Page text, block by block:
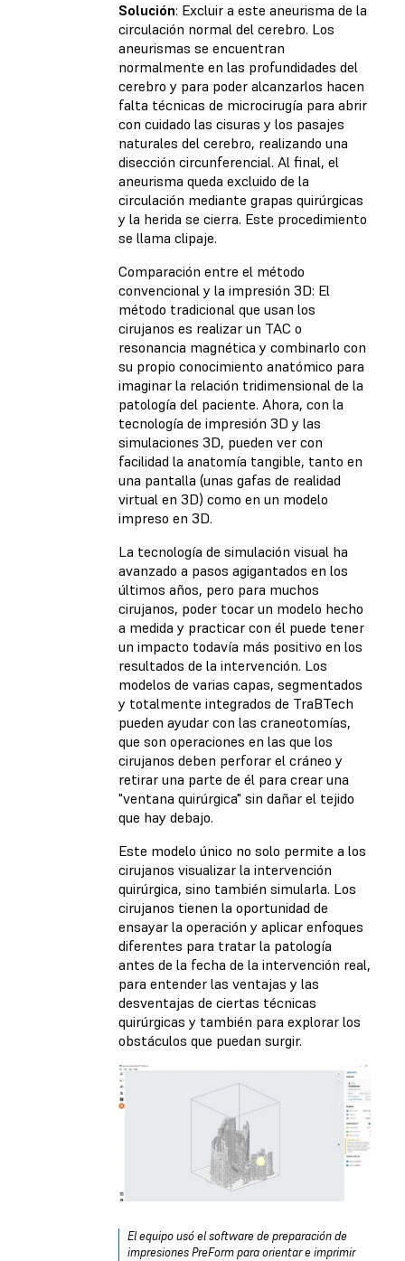
Solución: Excluir a este aneurisma de la
circulación normal del cerebro. Los
aneurismas se encuentran
normalmente en las profundidades del
cerebro y para poder alcanzarlos hacen
falta técnicas de microcirugía para abrir
con cuidado las cisuras y los pasajes
naturales del cerebro, realizando una
disección circunferencial. Al final, el
aneurisma queda excluido de la
circulación mediante grapas quirúrgicas
y la herida se cierra. Este procedimiento
se llama clipaje.
Comparación entre el método
convencional y la impresión 3D: El
método tradicional que usan los
cirujanos es realizar un TAC o
resonancia magnética y combinarlo con
su propio conocimiento anatómico para
imaginar la relación tridimensional de la
patología del paciente. Ahora, con la
tecnología de impresión 3D y las
simulaciones 3D, pueden ver con
facilidad la anatomía tangible, tanto en
una pantalla (unas gafas de realidad
virtual en 3D) como en un modelo
impreso en 3D.
La tecnología de simulación visual ha
avanzado a pasos agigantados en los
últimos años, pero para muchos
cirujanos, poder tocar un modelo hecho
a medida y practicar con él puede tener
un impacto todavía más positivo en los
resultados de la intervención. Los
modelos de varias capas, segmentados
y totalmente integrados de TraBTech
pueden ayudar con las craneotomías,
que son operaciones en las que los
cirujanos deben perforar el cráneo y
retirar una parte de él para crear una
"ventana quirúrgica" sin dañar el tejido
que hay debajo.
Este modelo único no solo permite a los
cirujanos visualizar la intervención
quirúrgica, sino también simularla. Los
cirujanos tienen la oportunidad de
ensayar la operación y aplicar enfoques
diferentes para tratar la patología
antes de la fecha de la intervención real,
para entender las ventajas y las
desventajas de ciertas técnicas
quirúrgicas y también para explorar los
obstáculos que puedan surgir.
El equipo usó el software de preparación de
impresiones PreForm para orientar e imprimir